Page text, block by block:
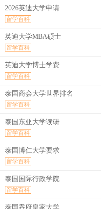
2026英迪大学申请
留学百科
英迪大学MBA硕士
留学百科
英迪大学博士学费
留学百科
泰国商会大学世界排名
留学百科
泰国东亚大学读研
留学百科
泰国博仁大学要求
留学百科
泰国国际行政学院
留学百科
泰国吞府皇家大学